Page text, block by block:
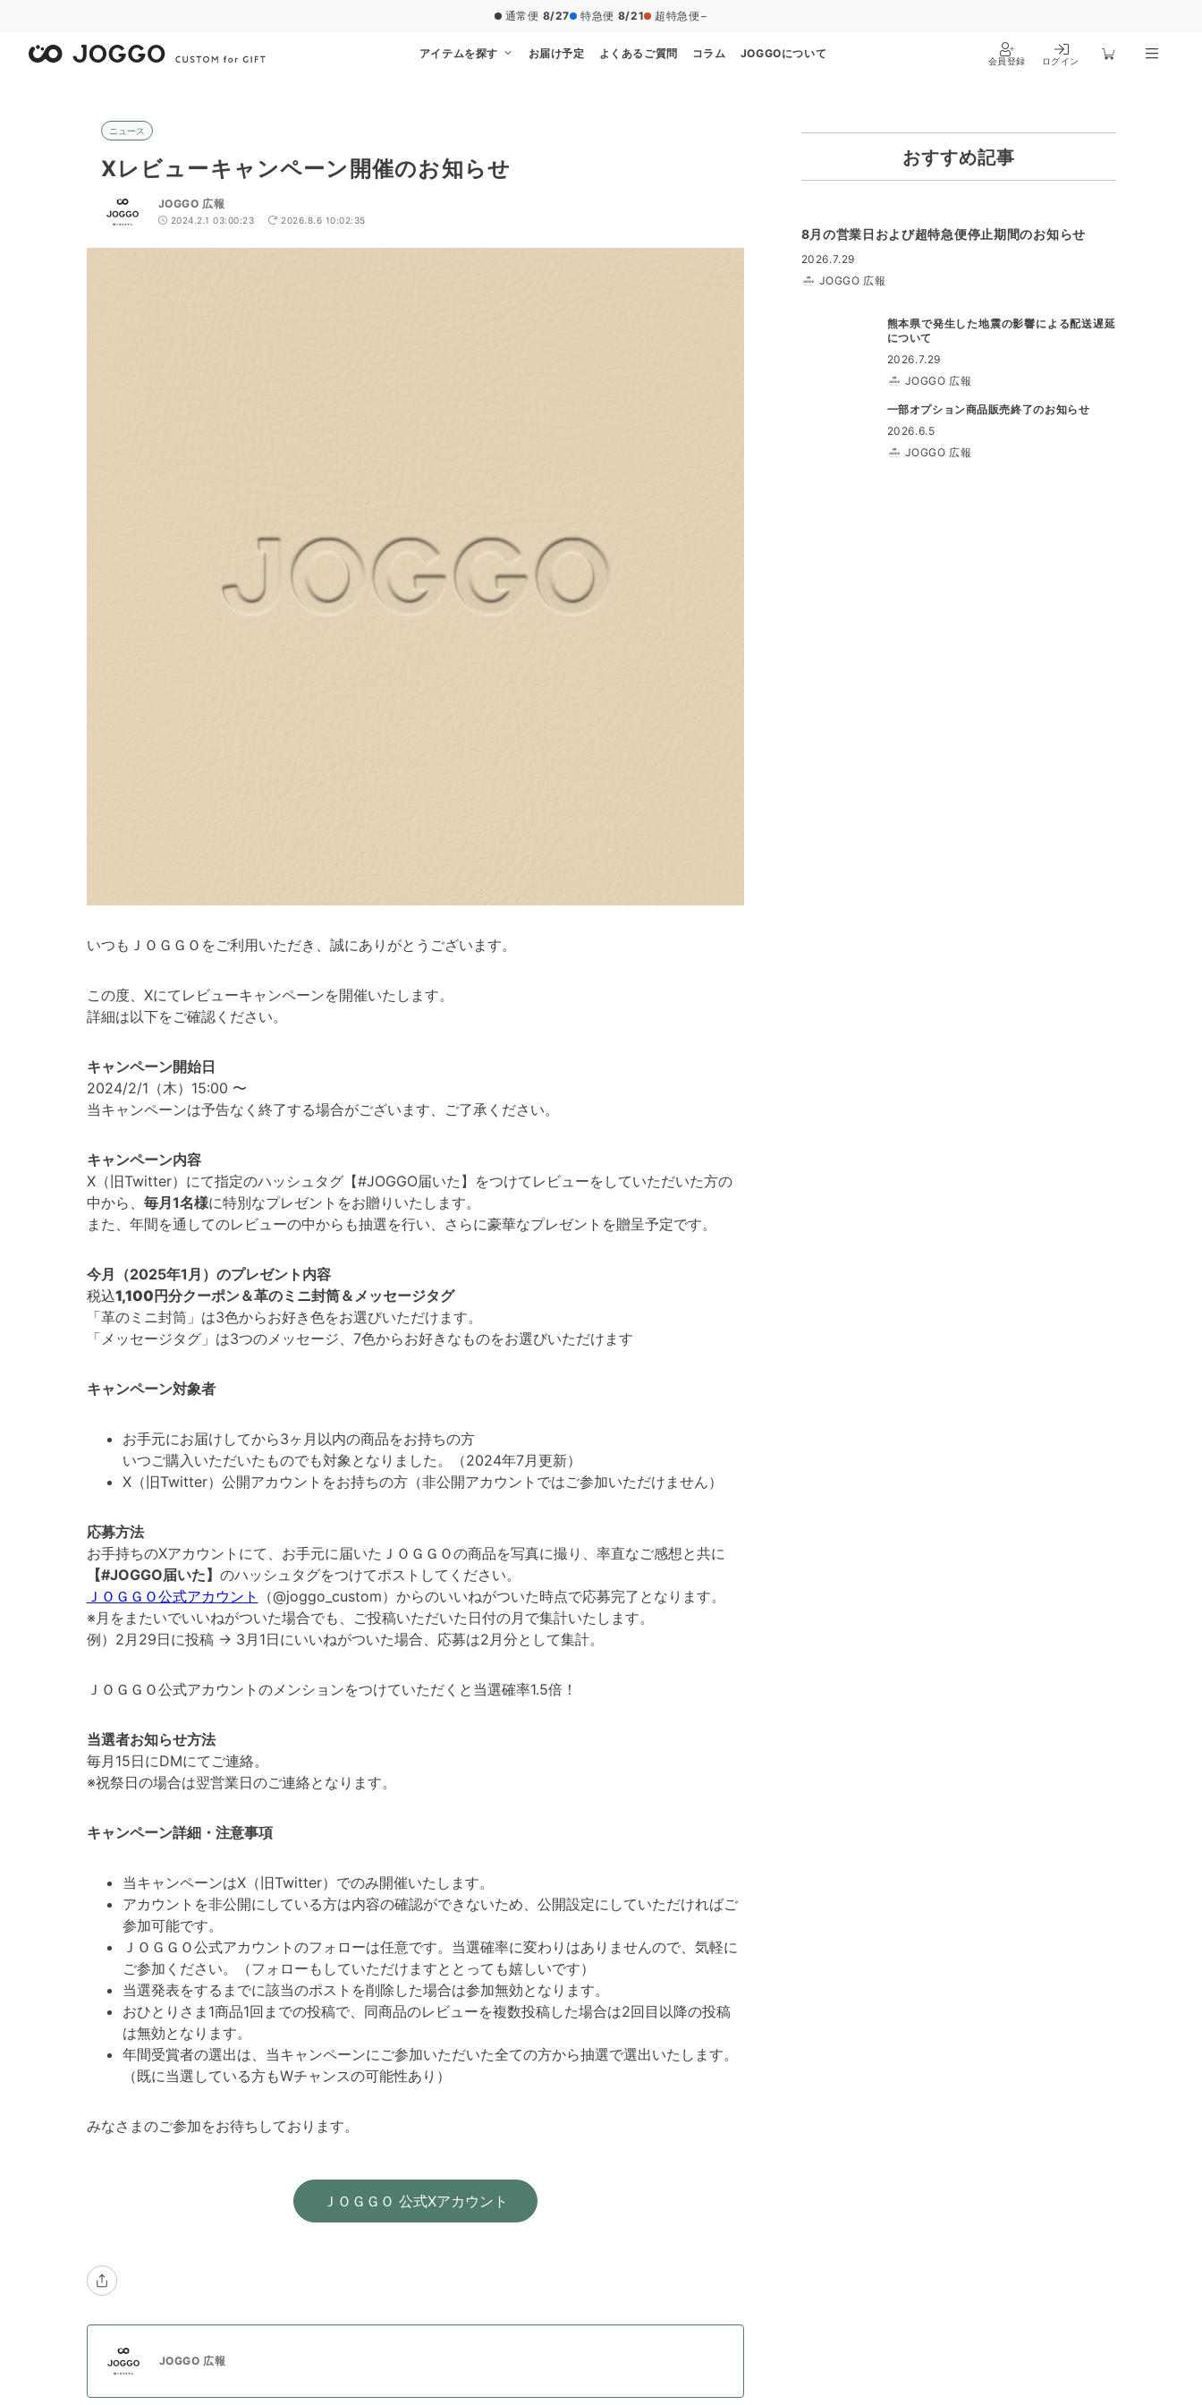
通常便 8/27 特急便 8/21 超特急便 −
アイテムを探す お届け予定 よくあるご質問 コラム JOGGOについて
会員登録 ログイン
ニュース
Xレビューキャンペーン開催のお知らせ
JOGGO 広報
2024.2.1 03:00:23 2026.8.6 10:02:35
いつもＪＯＧＧＯをご利用いただき、誠にありがとうございます。
この度、Xにてレビューキャンペーンを開催いたします。
詳細は以下をご確認ください。
キャンペーン開始日
2024/2/1（木）15:00 〜
当キャンペーンは予告なく終了する場合がございます、ご了承ください。
キャンペーン内容
X（旧Twitter）にて指定のハッシュタグ【#JOGGO届いた】をつけてレビューをしていただいた方の
中から、 毎月1名様に特別なプレゼントをお贈りいたします。
また、年間を通してのレビューの中からも抽選を行い、さらに豪華なプレゼントを贈呈予定です。
今月（2025年1月）のプレゼント内容
税込1,100円分クーポン＆革のミニ封筒＆メッセージタグ
「革のミニ封筒」は3色からお好き色をお選びいただけます。
「メッセージタグ」は3つのメッセージ、7色からお好きなものをお選びいただけます
キャンペーン対象者
お手元にお届けしてから3ヶ月以内の商品をお持ちの方
いつご購入いただいたものでも対象となりました。（2024年7月更新）
X（旧Twitter）公開アカウントをお持ちの方（非公開アカウントではご参加いただけません）
応募方法
お手持ちのXアカウントにて、お手元に届いたＪＯＧＧＯの商品を写真に撮り、率直なご感想と共に
【#JOGGO届いた】 のハッシュタグをつけてポストしてください。
ＪＯＧＧＯ公式アカウント
（@joggo_custom）からのいいねがついた時点で応募完了となります。
※月をまたいでいいねがついた場合でも、ご投稿いただいた日付の月で集計いたします。
例）2月29日に投稿 → 3月1日にいいねがついた場合、応募は2月分として集計。
ＪＯＧＧＯ公式アカウントのメンションをつけていただくと当選確率1.5倍！
当選者お知らせ方法
毎月15日にDMにてご連絡。
※祝祭日の場合は翌営業日のご連絡となります。
キャンペーン詳細・注意事項
当キャンペーンはX（旧Twitter）でのみ開催いたします。
アカウントを非公開にしている方は内容の確認ができないため、公開設定にしていただければご
参加可能です。
ＪＯＧＧＯ公式アカウントのフォローは任意です。当選確率に変わりはありませんので、気軽に
ご参加ください。（フォローもしていただけますととっても嬉しいです）
当選発表をするまでに該当のポストを削除した場合は参加無効となります。
おひとりさま1商品1回までの投稿で、同商品のレビューを複数投稿した場合は2回目以降の投稿
は無効となります。
年間受賞者の選出は、当キャンペーンにご参加いただいた全ての方から抽選で選出いたします。
（既に当選している方もWチャンスの可能性あり）
みなさまのご参加をお待ちしております。
ＪＯＧＧＯ 公式Xアカウント
JOGGO 広報
おすすめ記事
8月の営業日および超特急便停止期間のお知らせ
2026.7.29
JOGGO 広報
熊本県で発生した地震の影響による配送遅延
について
2026.7.29
JOGGO 広報
一部オプション商品販売終了のお知らせ
2026.6.5
JOGGO 広報